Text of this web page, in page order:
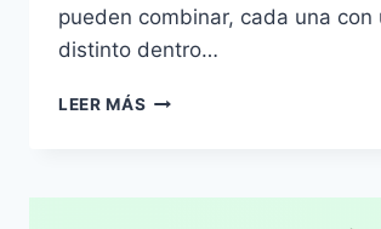
pueden combinar, cada una con
distinto dentro…
LEER MÁS CÓMO
NO